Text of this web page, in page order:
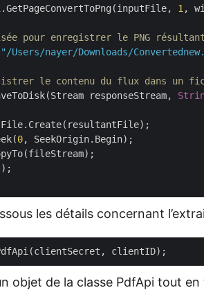
1 ,
pour enregistrer le PNG
"/Users/nayer/Downloads/
le contenu du flux dans un
responseStream,
0, SeekOrigin.Begin);
les détails concernant
objet de la classe PdfApi tout